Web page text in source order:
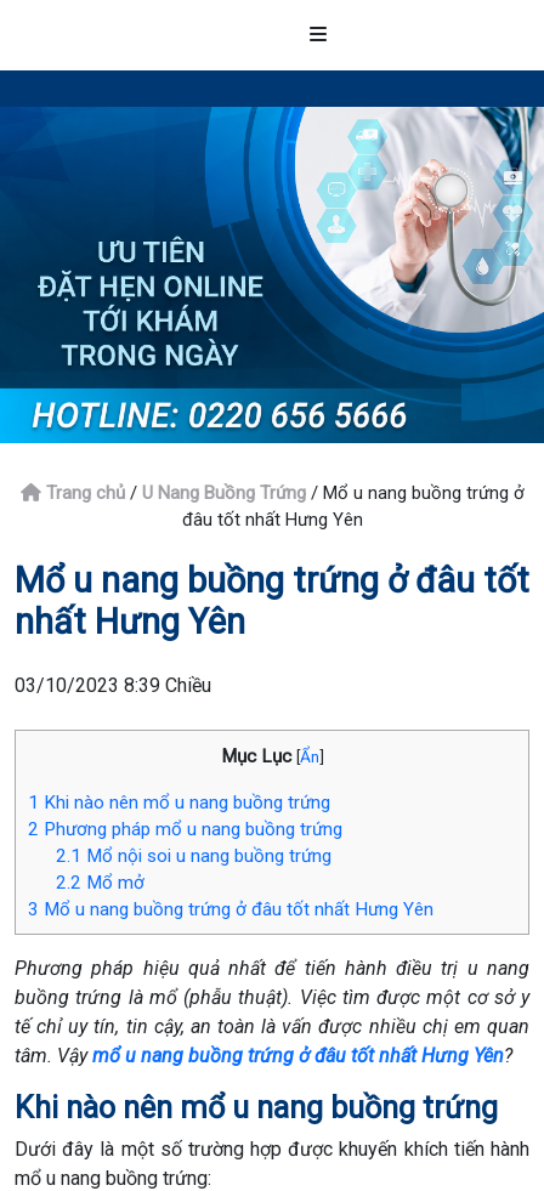
Trang chủ/ U Nang Buồng Trứng/ Mổ u nang buồng trứng ở
đâu tốt nhất Hưng Yên
Mổ u nang buồng trứng ở đâu tốt
nhất Hưng Yên
03/10/2023 8:39 Chiều
Mục Lục [Ẩn]
1 Khi nào nên mổ u nang buồng trứng
2 Phương pháp mổ u nang buồng trứng
2.1 Mổ nội soi u nang buồng trứng
2.2 Mổ mở
3 Mổ u nang buồng trứng ở đâu tốt nhất Hưng Yên
Phương pháp hiệu quả nhất để tiến hành điều trị u nang
buồng trứng là mổ (phẫu thuật). Việc tìm được một cơ sở y
tế chỉ uy tín, tin cậy, an toàn là vấn được nhiều chị em quan
tâm. Vậymổ u nang buồng trứng ở đâu tốt nhất Hưng Yên?
Khi nào nên mổ u nang buồng trứng
Dưới đây là một số trường hợp được khuyến khích tiến hành
mổ u nang buồng trứng: